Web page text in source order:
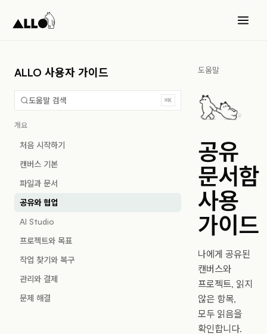
ALLO 사용자 가이드
도움말 검색 ⌘K
개요
처음 시작하기
캔버스 기본
파일과 문서
공유와 협업
AI Studio
프로젝트와 목표
작업 찾기와 복구
관리와 결제
문제 해결
도움말
공유
문서함
사용
가이드
나에게 공유된
캔버스와
프로젝트, 읽지
않은 항목,
모두 읽음을
확인합니다.